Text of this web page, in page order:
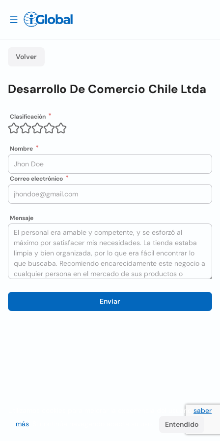
Volver
Desarrollo De Comercio Chile Ltda
Clasificación
Nombre
Correo electrónico
Mensaje
Enviar
Utilizamos cookies para mejorar la experiencia del usuario saber
más
Entendido